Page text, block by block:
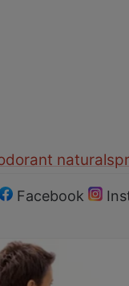
natural
Facebook